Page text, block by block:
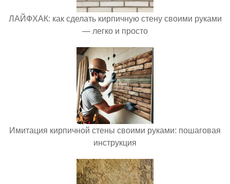
ЛАЙФХАК: как сделать кирпичную стену своими руками
— легко и просто
Имитация кирпичной стены своими руками: пошаговая
инструкция